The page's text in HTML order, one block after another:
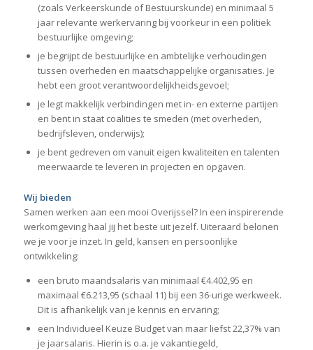
(zoals Verkeerskunde of Bestuurskunde) en minimaal 5
jaar relevante werkervaring bij voorkeur in een politiek
bestuurlijke omgeving;
je begrijpt de bestuurlijke en ambtelijke verhoudingen
tussen overheden en maatschappelijke organisaties. Je
hebt een groot verantwoordelijkheidsgevoel;
je legt makkelijk verbindingen met in- en externe partijen
en bent in staat coalities te smeden (met overheden,
bedrijfsleven, onderwijs);
je bent gedreven om vanuit eigen kwaliteiten en talenten
meerwaarde te leveren in projecten en opgaven.
Wij bieden
Samen werken aan een mooi Overijssel? In een inspirerende
werkomgeving haal jij het beste uit jezelf. Uiteraard belonen
we je voor je inzet. In geld, kansen en persoonlijke
ontwikkeling:
een bruto maandsalaris van minimaal €4.402,95 en
maximaal €6.213,95 (schaal 11) bij een 36-urige werkweek.
Dit is afhankelijk van je kennis en ervaring;
een Individueel Keuze Budget van maar liefst 22,37% van
je jaarsalaris. Hierin is o.a. je vakantiegeld,